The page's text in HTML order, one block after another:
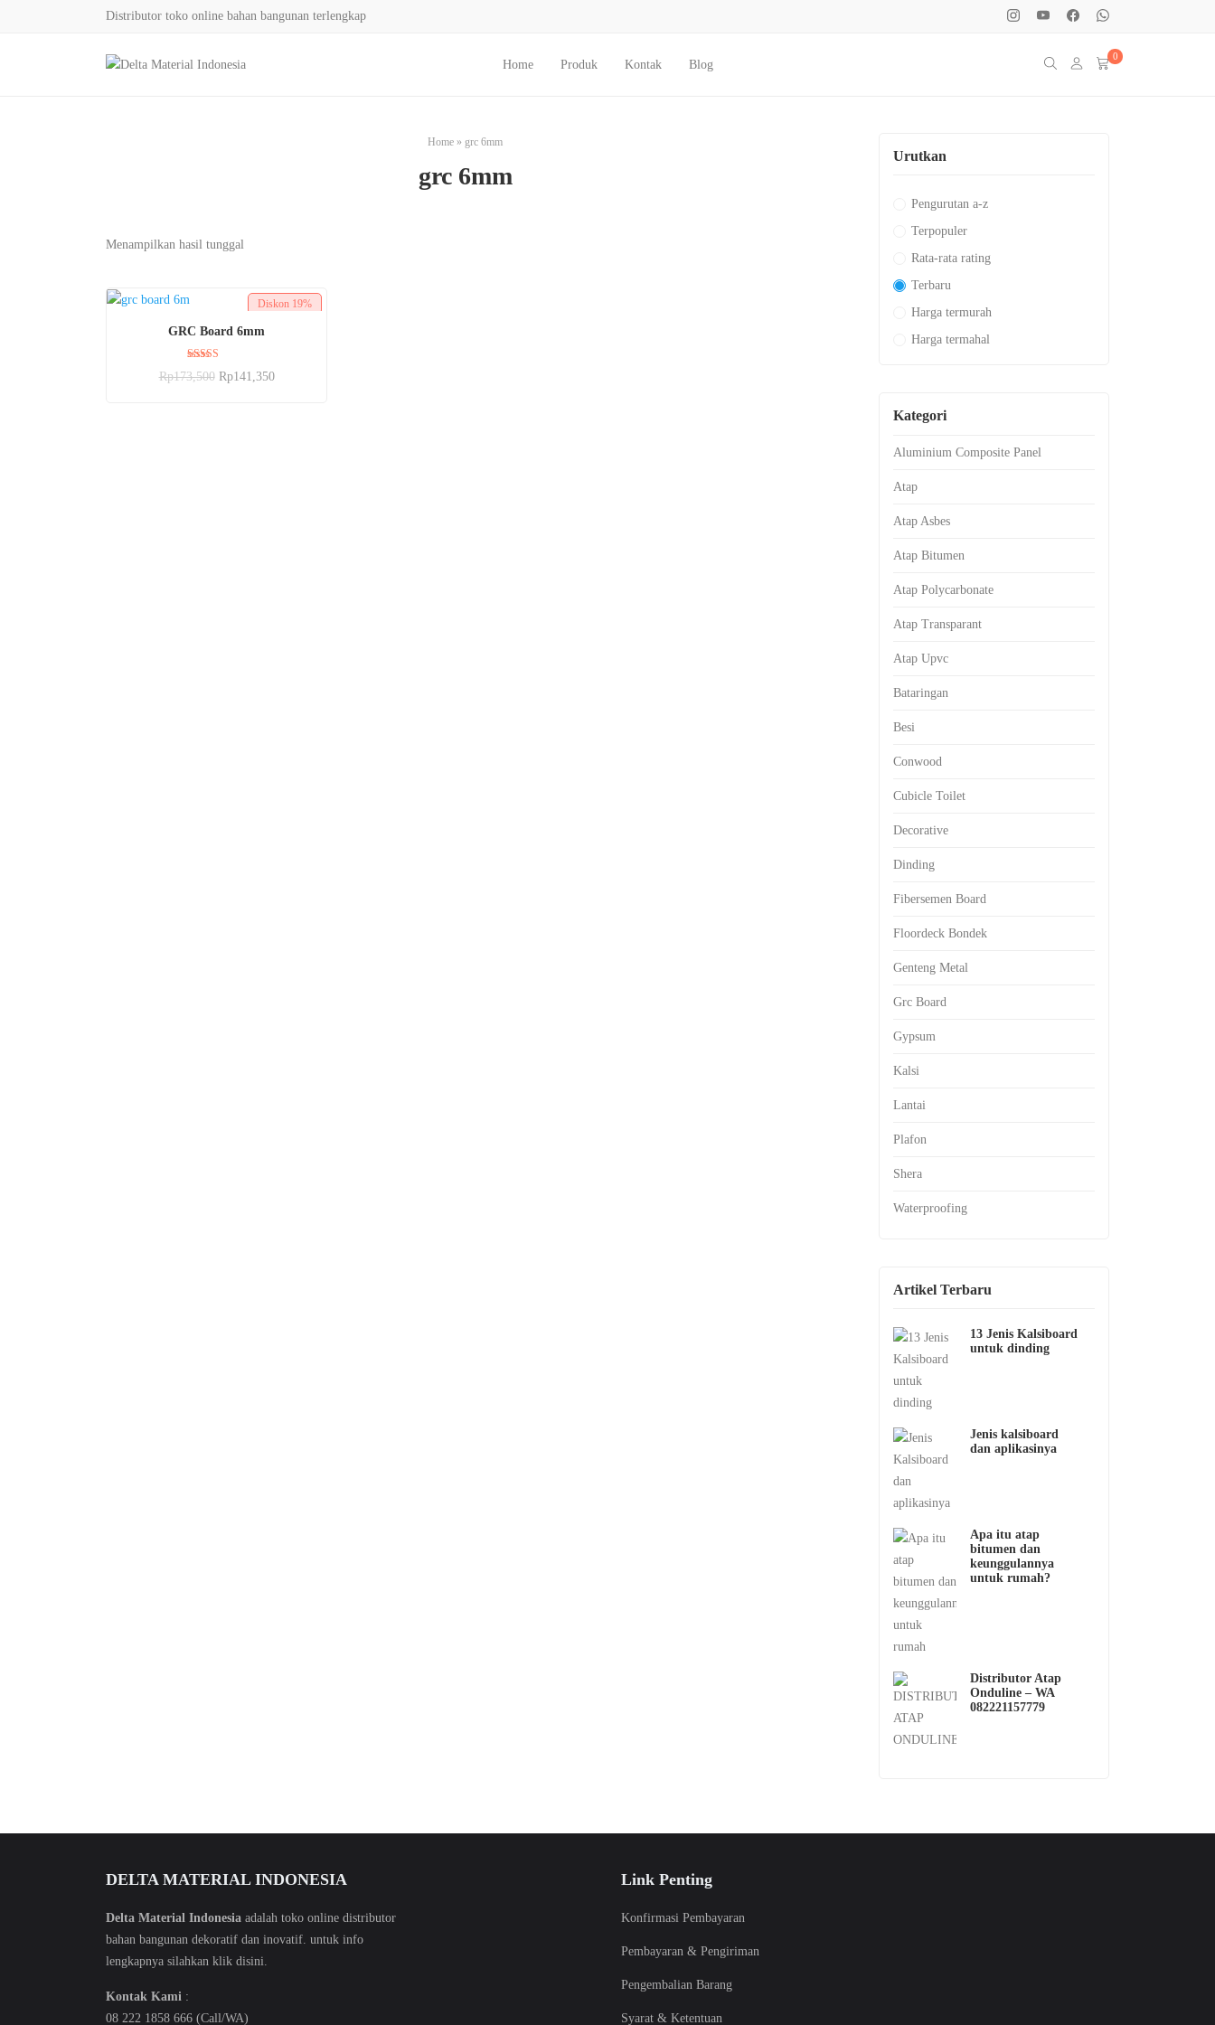
Distributor toko online bahan bangunan terlengkap
Home Produk Kontak Blog
0
Home » grc 6mm
grc 6mm
Menampilkan hasil tunggal
Diskon 19%
BELI SEKARANG
GRC Board 6mm
Dinilai
5.00
Rp173,500 Rp141,350
Urutkan
Pengurutan a-z
Terpopuler
Rata-rata rating
Terbaru
Harga termurah
Harga termahal
Kategori
Aluminium Composite Panel
Atap
Atap Asbes
Atap Bitumen
Atap Polycarbonate
Atap Transparant
Atap Upvc
Bataringan
Besi
Conwood
Cubicle Toilet
Decorative
Dinding
Fibersemen Board
Floordeck Bondek
Genteng Metal
Grc Board
Gypsum
Kalsi
Lantai
Plafon
Shera
Waterproofing
Artikel Terbaru
13 Jenis Kalsiboard
untuk dinding
Jenis kalsiboard
dan aplikasinya
Apa itu atap
bitumen dan
keunggulannya
untuk rumah?
Distributor Atap
Onduline – WA
082221157779
DELTA MATERIAL INDONESIA
Delta Material Indonesia adalah toko online distributor
bahan bangunan dekoratif dan inovatif. untuk info
lengkapnya silahkan klik disini.
Kontak Kami :
08 222 1858 666 (Call/WA)
Link Penting
Konfirmasi Pembayaran
Pembayaran & Pengiriman
Pengembalian Barang
Syarat & Ketentuan